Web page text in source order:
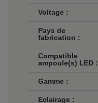
Voltage :
Pays de
fabrication :
Compatible
ampoule(s) LED :
Gamme :
Eclairage :